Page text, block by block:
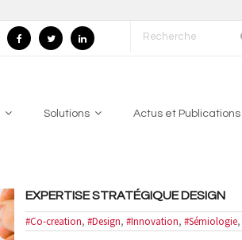
Solutions Actus et Publications
EXPERTISE STRATÉGIQUE DESIGN
#Co-creation, #Design, #Innovation, #Sémiologie,